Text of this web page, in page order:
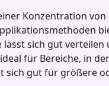
Konzentration
sich gut
für Bereiche, in
gut für größere